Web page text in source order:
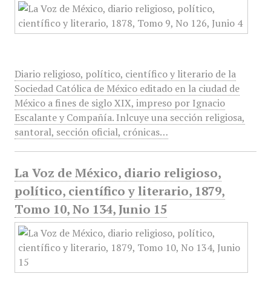
Diario religioso, político, científico y literario de la
Sociedad Católica de México editado en la ciudad de
México a fines de siglo XIX, impreso por Ignacio
Escalante y Compañía. Inlcuye una sección religiosa,
santoral, sección oficial, crónicas…
La Voz de México, diario religioso,
político, científico y literario, 1879,
Tomo 10, No 134, Junio 15